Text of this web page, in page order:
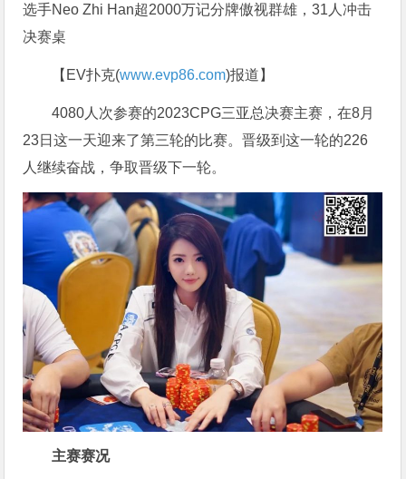
选手Neo Zhi Han超2000万记分牌傲视群雄，31人冲击
决赛桌
【EV扑克(www.evp86.com)报道】
4080人次参赛的2023CPG三亚总决赛主赛，在8月
23日这一天迎来了第三轮的比赛。晋级到这一轮的226
人继续奋战，争取晋级下一轮。
主赛赛况